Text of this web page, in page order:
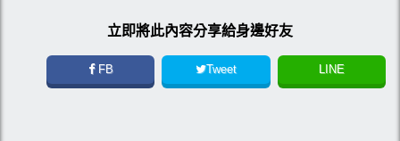
立即將此內容分享給身邊好友
FB Tweet LINE